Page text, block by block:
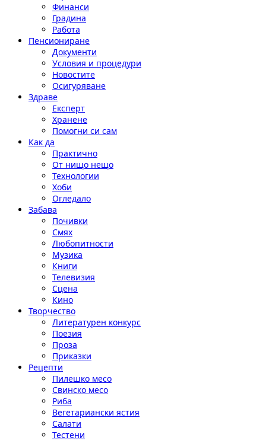
Финанси
Градина
Работа
Пенсиониране
Документи
Условия и процедури
Новостите
Осигуряване
Здраве
Експерт
Хранене
Помогни си сам
Как да
Практично
От нищо нещо
Технологии
Хоби
Огледало
Забава
Почивки
Смях
Любопитности
Музика
Книги
Телевизия
Сцена
Кино
Творчество
Литературен конкурс
Поезия
Проза
Приказки
Рецепти
Пилешко месо
Свинско месо
Риба
Вегетариански ястия
Салати
Тестени